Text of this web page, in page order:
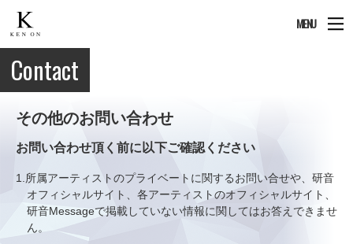
MENU
Contact
その他のお問い合わせ
お問い合わせ頂く前に以下ご確認ください
1.所属アーティストのプライベートに関するお問い合せや、研音
オフィシャルサイト、各アーティストのオフィシャルサイト、
研音Messageで掲載していない情報に関してはお答えできませ
ん。